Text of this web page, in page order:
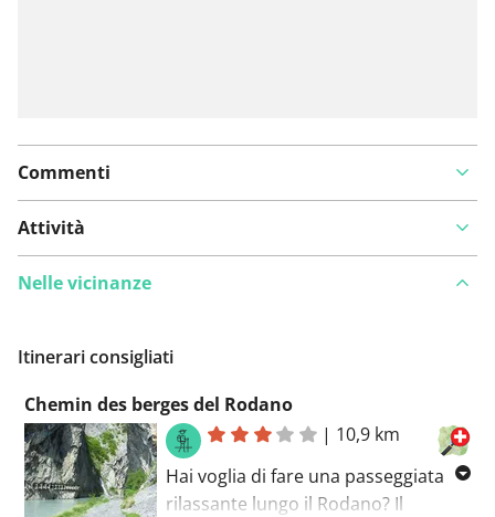
Commenti
Attività
Nelle vicinanze
Itinerari consigliati
Chemin des berges del Rodano
| 10,9 km
Hai voglia di fare una passeggiata
rilassante lungo il Rodano? Il